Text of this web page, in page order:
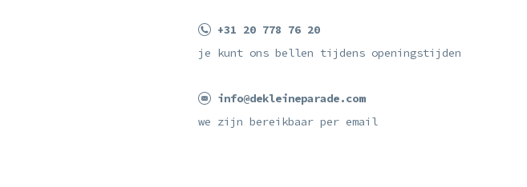
+31 20 778 76 20
je kunt ons bellen tijdens openingstijden
info@dekleineparade.com
we zijn bereikbaar per email